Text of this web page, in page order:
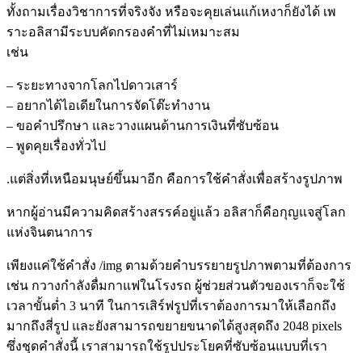
ทั้งถามเรื่องวิชาการที่จริงจัง หรือจะคุยเล่นแก้เหงาก็ยังได้ เพ
ราะอลิสามีระบบคัดกรองคำที่ไม่เหมาะสม
เช่น
– ระยะทางจากโลกไปดาวเสาร์
– อยากได้ไอเดียในการจัดโต๊ะทำงาน
– ขอคำปรึกษา และวางแผนด้านการเงินที่ซับซ้อน
– พูดคุยเรื่องทั่วไป
.แต่สิ่งที่เหนือมนุษย์ขึ้นมาอีก คือการใช้คำสั่งเพื่อสร้างรูปภาพ
หากผู้อ่านมีความคิดสร้างสรรค์อยู่แล้ว อลิสาก็คือกุญแจสู่โลก
แห่งจินตนาการ
เพียงแค่ใช้คำสั่ง /img ตามด้วยคำบรรยายรูปภาพตามที่ต้องการ
เช่น กวางกำลังดื่มกาแฟในโรงรถ ผู้ช่วยส่วนตัวของเราก็จะใช้
เวลาขั้นต่ำ 3 นาที ในการเสิร์ฟรูปที่เราต้องการมาให้เลือกถึง
มากถึงสี่รูป และยังสามารถขยายขนาดได้สูงสุดถึง 2048 pixels
ซึ่งชุดคำสั่งนี้ เราสามารถใช้รูปประโยคที่ซับซ้อนแบบที่เรา